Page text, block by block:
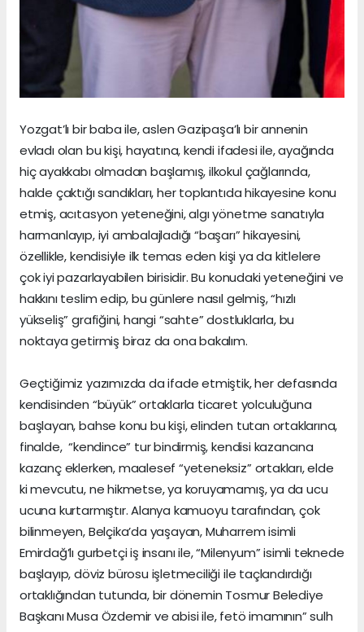
Yozgat’lı bir baba ile, aslen Gazipaşa’lı bir annenin
evladı olan bu kişi, hayatına, kendi ifadesi ile, ayağında
hiç ayakkabı olmadan başlamış, ilkokul çağlarında,
halde çaktığı sandıkları, her toplantıda hikayesine konu
etmiş, acıtasyon yeteneğini, algı yönetme sanatıyla
harmanlayıp, iyi ambalajladığı “başarı” hikayesini,
özellikle, kendisiyle ilk temas eden kişi ya da kitlelere
çok iyi pazarlayabilen birisidir. Bu konudaki yeteneğini ve
hakkını teslim edip, bu günlere nasıl gelmiş, “hızlı
yükseliş” grafiğini, hangi “sahte” dostluklarla, bu
noktaya getirmiş biraz da ona bakalım.
Geçtiğimiz yazımızda da ifade etmiştik, her defasında
kendisinden “büyük” ortaklarla ticaret yolculuğuna
başlayan, bahse konu bu kişi, elinden tutan ortaklarına,
finalde, “kendince” tur bindirmiş, kendisi kazancına
kazanç eklerken, maalesef “yeteneksiz” ortakları, elde
ki mevcutu, ne hikmetse, ya koruyamamış, ya da ucu
ucuna kurtarmıştır. Alanya kamuoyu tarafından, çok
bilinmeyen, Belçika’da yaşayan, Muharrem isimli
Emirdağ’lı gurbetçi iş insanı ile, “Milenyum” isimli teknede
başlayıp, döviz bürosu işletmeciliği ile taçlandırdığı
ortaklığından tutunda, bir dönemin Tosmur Belediye
Başkanı Musa Özdemir ve abisi ile, fetö imamının” sulh